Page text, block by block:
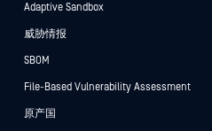
Adaptive Sandbox
威胁情报
SBOM
File-Based Vulnerability Assessment
原产国